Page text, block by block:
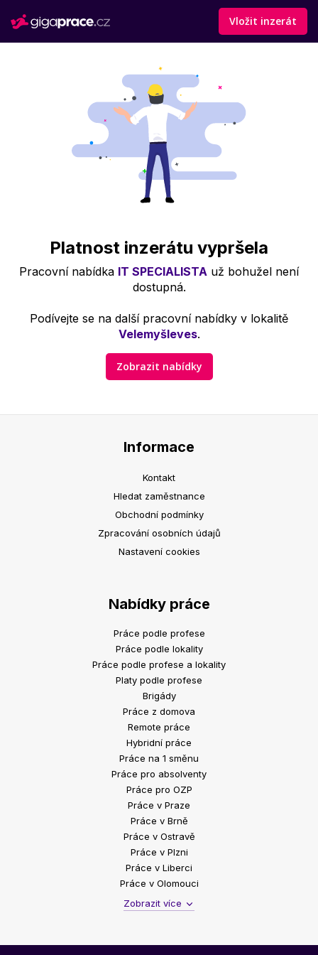
Vložit inzerát
Platnost inzerátu vypršela
Pracovní nabídka IT SPECIALISTA už bohužel není
dostupná.
Podívejte se na další pracovní nabídky v lokalitě
Velemyšleves.
Zobrazit nabídky
Informace
Kontakt
Hledat zaměstnance
Obchodní podmínky
Zpracování osobních údajů
Nastavení cookies
Nabídky práce
Práce podle profese
Práce podle lokality
Práce podle profese a lokality
Platy podle profese
Brigády
Práce z domova
Remote práce
Hybridní práce
Práce na 1 směnu
Práce pro absolventy
Práce pro OZP
Práce v Praze
Práce v Brně
Práce v Ostravě
Práce v Plzni
Práce v Liberci
Práce v Olomouci
Zobrazit více